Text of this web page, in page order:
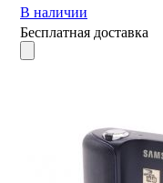
В наличии
Бесплатная доставка